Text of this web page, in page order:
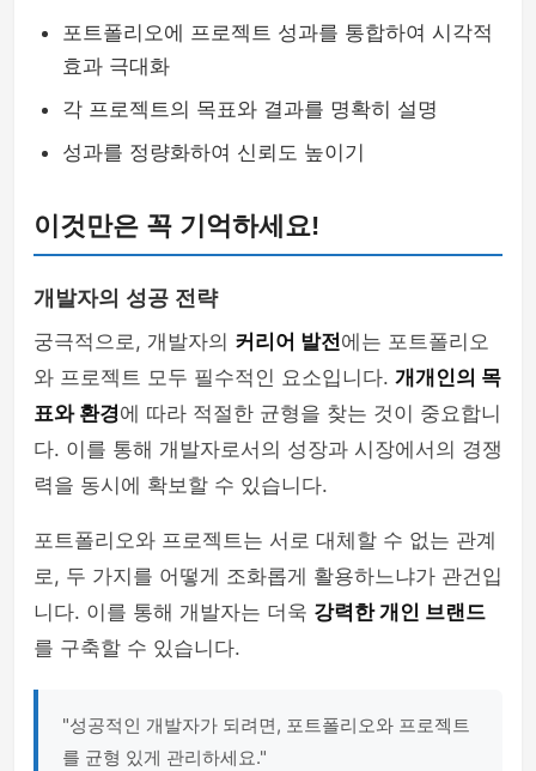
포트폴리오에 프로젝트 성과를 통합하여 시각적
효과 극대화
각 프로젝트의 목표와 결과를 명확히 설명
성과를 정량화하여 신뢰도 높이기
이것만은 꼭 기억하세요!
개발자의 성공 전략
궁극적으로, 개발자의 커리어 발전에는 포트폴리오
와 프로젝트 모두 필수적인 요소입니다. 개개인의 목
표와 환경에 따라 적절한 균형을 찾는 것이 중요합니
다. 이를 통해 개발자로서의 성장과 시장에서의 경쟁
력을 동시에 확보할 수 있습니다.
포트폴리오와 프로젝트는 서로 대체할 수 없는 관계
로, 두 가지를 어떻게 조화롭게 활용하느냐가 관건입
니다. 이를 통해 개발자는 더욱 강력한 개인 브랜드
를 구축할 수 있습니다.
"성공적인 개발자가 되려면, 포트폴리오와 프로젝트
를 균형 있게 관리하세요."